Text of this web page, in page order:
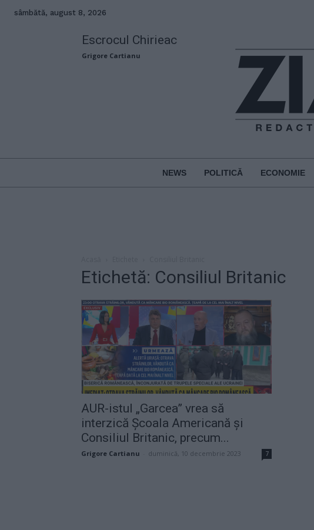
sâmbătă, august 8, 2026
Escrocul Chirieac
Grigore Cartianu
NEWS POLITICĂ ECONOMIE
Etichetă: Consiliul Britanic
AUR-istul „Garcea” vrea să
interzică Școala Americană și
Consiliul Britanic, precum...
Grigore Cartianu duminică, 10 decembrie 2023 7